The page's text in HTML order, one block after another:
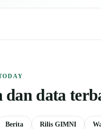
dan data
Berita Rilis GIMNI